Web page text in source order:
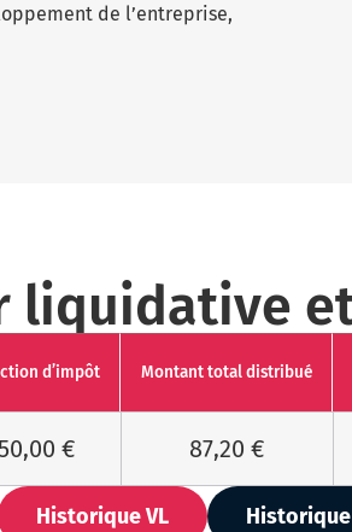
de l’entreprise,
liquidative
d’impôt Montant total distribué
€ 87,20 €
Historique VL